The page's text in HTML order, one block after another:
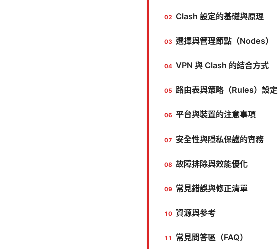
Clash 設定的基礎與原理
選擇與管理節點（Nodes）
VPN 與 Clash 的結合方式
路由表與策略（Rules）設定
平台與裝置的注意事項
安全性與隱私保護的實務
故障排除與效能優化
常見錯誤與修正清單
資源與參考
常見問答區（FAQ）